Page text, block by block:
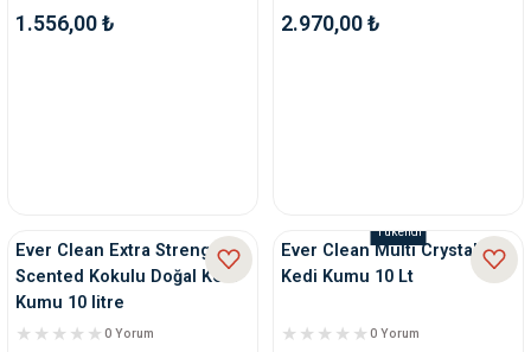
1.556,00 ₺ 2.970,00 ₺
Ever Clean Extra Strength
Scented Kokulu Doğal Kedi
Kumu 10 litre
0 Yorum
Tükendi
Ever Clean Multi Crystals
Kedi Kumu 10 Lt
0 Yorum